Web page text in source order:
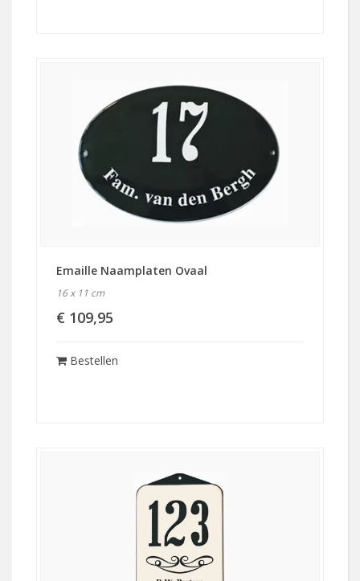
Emaille Naamplaten Ovaal
16 x 11 cm
€ 109,95
Bestellen